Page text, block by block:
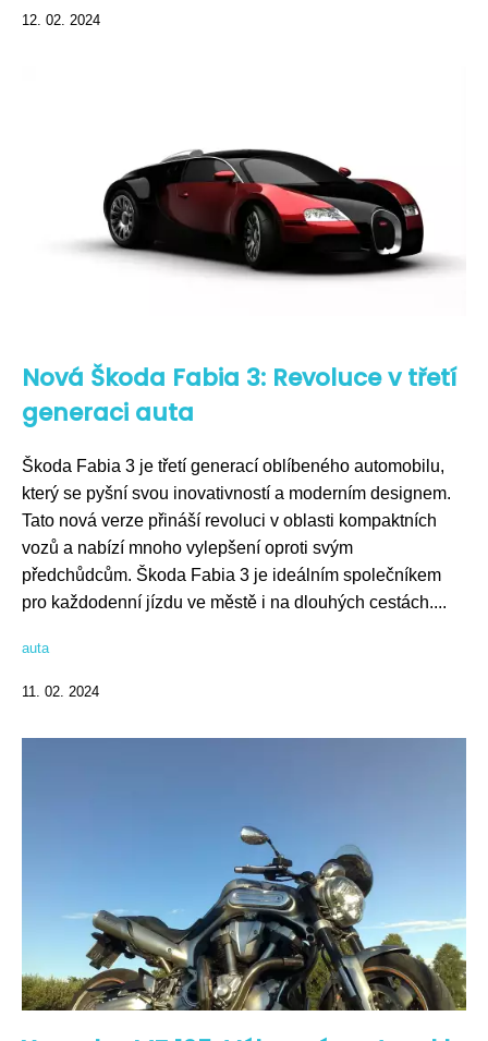
12. 02. 2024
Nová Škoda Fabia 3: Revoluce v třetí
generaci auta
Škoda Fabia 3 je třetí generací oblíbeného automobilu,
který se pyšní svou inovativností a moderním designem.
Tato nová verze přináší revoluci v oblasti kompaktních
vozů a nabízí mnoho vylepšení oproti svým
předchůdcům. Škoda Fabia 3 je ideálním společníkem
pro každodenní jízdu ve městě i na dlouhých cestách....
auta
11. 02. 2024